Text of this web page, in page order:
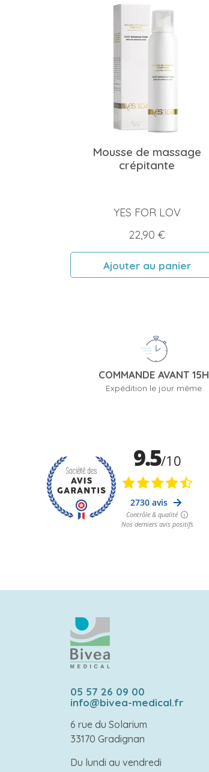
Mousse de massage
crépitante
YES FOR LOV
Prix
22,90 €
Ajouter au panier
COMMANDE AVANT 15H
Expédition le jour même
05 57 26 09 00
info@bivea-medical.fr
6 rue du Solarium
33170 Gradignan
Du lundi au vendredi